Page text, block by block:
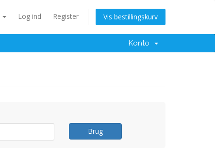
Log ind Register Vis bestillingskurv
Konto
Brug